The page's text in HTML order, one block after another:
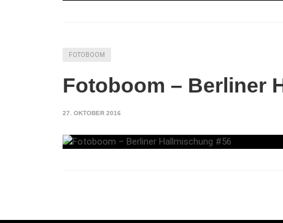
FOTOBOOM
Fotoboom – Berliner
27. OKTOBER 2016